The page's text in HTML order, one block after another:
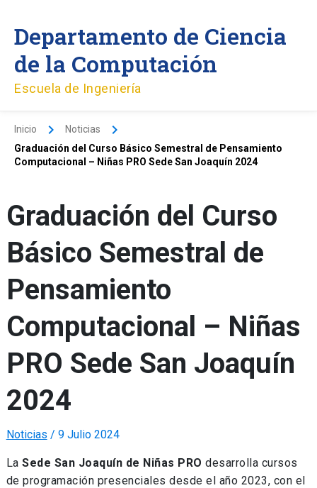
contenido
Departamento de Ciencia
de la Computación
Escuela de Ingeniería
Inicio
Noticias
Graduación del Curso Básico Semestral de Pensamiento
Computacional – Niñas PRO Sede San Joaquín 2024
Graduación del Curso
Básico Semestral de
Pensamiento
Computacional – Niñas
PRO Sede San Joaquín
2024
Noticias / 9 Julio 2024
LaSede San Joaquín de Niñas PROdesarrolla cursos
de programación presenciales desde el año 2023, con el